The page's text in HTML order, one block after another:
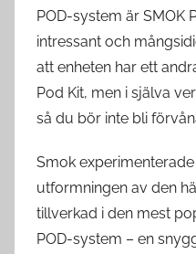
POD-system är SMOK
intressant och
att enheten har ett
Pod Kit, men i själva
så du bör inte bli
Smok
utformningen av den
tillverkad i den mest
POD-system – en